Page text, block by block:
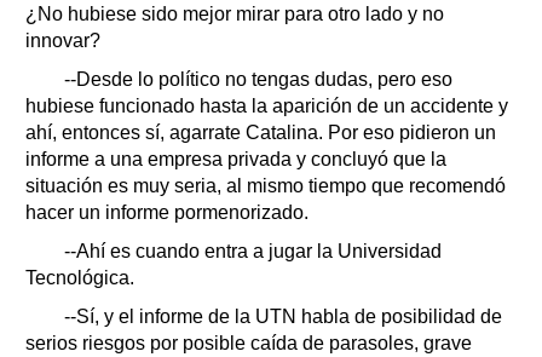
¿No hubiese sido mejor mirar para otro lado y no
innovar?
--Desde lo político no tengas dudas, pero eso
hubiese funcionado hasta la aparición de un accidente y
ahí, entonces sí, agarrate Catalina. Por eso pidieron un
informe a una empresa privada y concluyó que la
situación es muy seria, al mismo tiempo que recomendó
hacer un informe pormenorizado.
--Ahí es cuando entra a jugar la Universidad
Tecnológica.
--Sí, y el informe de la UTN habla de posibilidad de
serios riesgos por posible caída de parasoles, grave